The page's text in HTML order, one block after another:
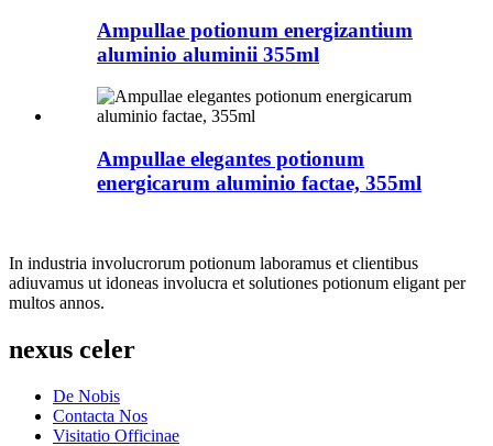
Ampullae potionum energizantium
aluminio aluminii 355ml
Ampullae elegantes potionum
energicarum aluminio factae, 355ml
In industria involucrorum potionum laboramus et clientibus
adiuvamus ut idoneas involucra et solutiones potionum eligant per
multos annos.
nexus celer
De Nobis
Contacta Nos
Visitatio Officinae